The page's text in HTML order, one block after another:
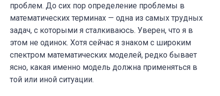
проблем. До сих пор определение проблемы в
математических терминах — одна из самых трудных
задач, с которыми я сталкиваюсь. Уверен, что я в
этом не одинок. Хотя сейчас я знаком с широким
спектром математических моделей, редко бывает
ясно, какая именно модель должна применяться в
той или иной ситуации.